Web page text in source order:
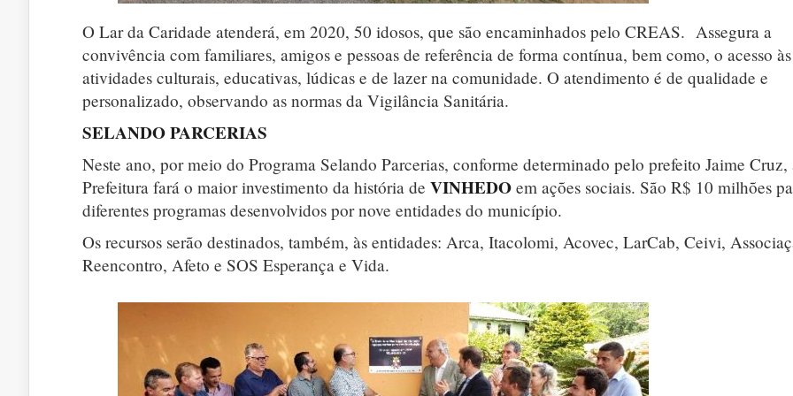
O Lar da Caridade atenderá, em 2020, 50 idosos, que são encaminhados pelo CREAS. Assegura a
convivência com familiares, amigos e pessoas de referência de forma contínua, bem como, o acesso às
atividades culturais, educativas, lúdicas e de lazer na comunidade. O atendimento é de qualidade e
personalizado, observando as normas da Vigilância Sanitária.
SELANDO PARCERIAS
Neste ano, por meio do Programa Selando Parcerias, conforme determinado pelo prefeito Jaime Cruz,
Prefeitura fará o maior investimento da história de VINHEDO em ações sociais. São R$ 10 milhões
diferentes programas desenvolvidos por nove entidades do município.
Os recursos serão destinados, também, às entidades: Arca, Itacolomi, Acovec, LarCab, Ceivi,
Reencontro, Afeto e SOS Esperança e Vida.